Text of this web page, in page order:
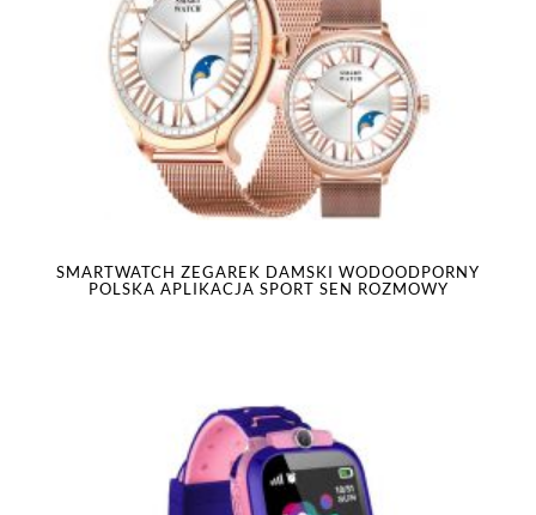
SMARTWATCH ZEGAREK DAMSKI WODOODPORNY
POLSKA APLIKACJA SPORT SEN ROZMOWY